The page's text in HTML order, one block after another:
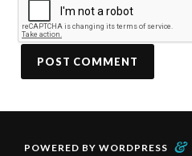
POWERED BY WORDPRESS &